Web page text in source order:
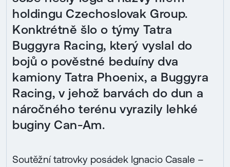
holdingu Czechoslovak Group.
Konktrétně šlo o týmy Tatra
Buggyra Racing, který vyslal do
bojů o pověstné beduíny dva
kamiony Tatra Phoenix, a Buggyra
Racing, v jehož barvách do dun a
náročného terénu vyrazily lehké
buginy Can-Am.
Soutěžní tatrovky posádek Ignacio Casale –